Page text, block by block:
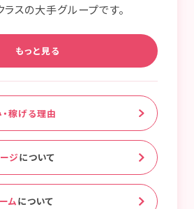
ラスの大手グループです。
もっと見る
稼げる理由
ジについて
ムについて